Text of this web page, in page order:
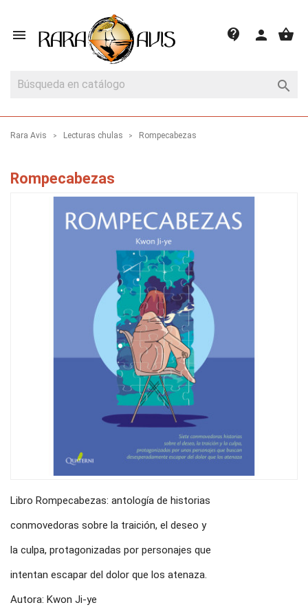
 shopping_basket
person
contact_support

Rara Avis Lecturas chulas Rompecabezas
Rompecabezas
Libro Rompecabezas: antología de historias
conmovedoras sobre la traición, el deseo y
la culpa, protagonizadas por personajes que
intentan escapar del dolor que los atenaza.
Autora: Kwon Ji-ye